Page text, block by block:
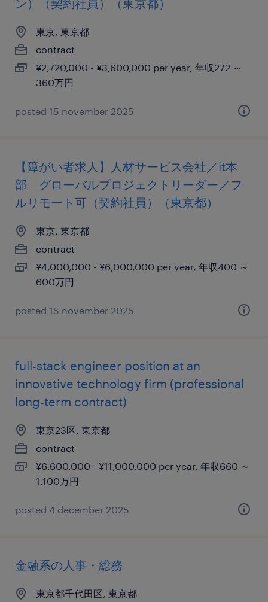
ン）（契約社員）（東京都）
東京, 東京都
contract
¥2,720,000 - ¥3,600,000 per year, 年収272 ～
360万円
posted 15 november 2025
【障がい者求人】人材サービス会社／it本
部 グローバルプロジェクトリーダー／フ
ルリモート可（契約社員）（東京都）
東京, 東京都
contract
¥4,000,000 - ¥6,000,000 per year, 年収400 ～
600万円
posted 15 november 2025
full-stack engineer position at an
innovative technology firm (professional
long-term contract)
東京23区, 東京都
contract
¥6,600,000 - ¥11,000,000 per year, 年収660 ～
1,100万円
posted 4 december 2025
金融系の人事・総務
東京都千代田区, 東京都